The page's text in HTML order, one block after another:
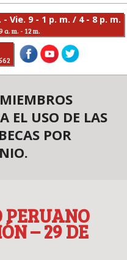
- Vie. 9 - 1 p. m. / 4 - 8 p. m.
a. m. - 12 m.
EL USO DE LAS
POR
PERUANO
– 29 DE